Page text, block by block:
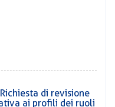
di revisione
ai profili dei ruoli